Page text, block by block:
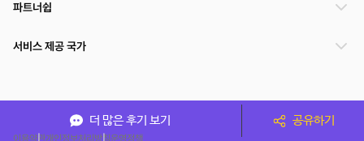
더 많은 후기 보기 공유하기
파트너쉽
서비스 제공 국가
이용약관개인정보처리방침운영정책